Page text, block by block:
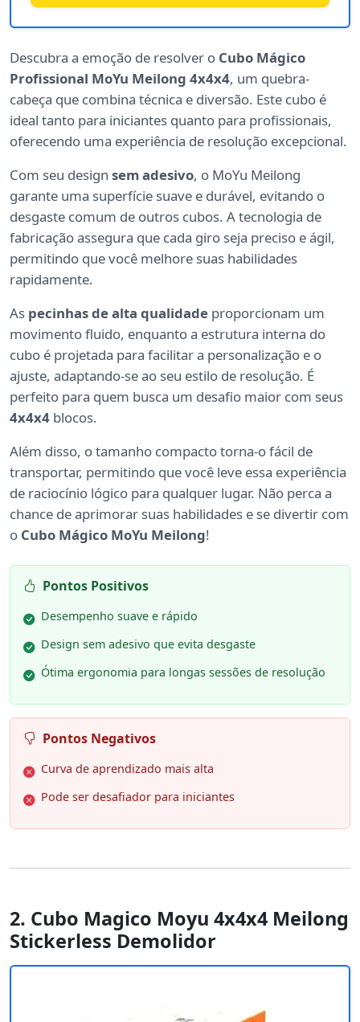
Descubra a emoção de resolver o Cubo Mágico
Profissional MoYu Meilong 4x4x4, um quebra-
cabeça que combina técnica e diversão. Este cubo é
ideal tanto para iniciantes quanto para profissionais,
oferecendo uma experiência de resolução excepcional.
Com seu design sem adesivo, o MoYu Meilong
garante uma superfície suave e durável, evitando o
desgaste comum de outros cubos. A tecnologia de
fabricação assegura que cada giro seja preciso e ágil,
permitindo que você melhore suas habilidades
rapidamente.
As pecinhas de alta qualidade proporcionam um
movimento fluido, enquanto a estrutura interna do
cubo é projetada para facilitar a personalização e o
ajuste, adaptando-se ao seu estilo de resolução. É
perfeito para quem busca um desafio maior com seus
4x4x4 blocos.
Além disso, o tamanho compacto torna-o fácil de
transportar, permitindo que você leve essa experiência
de raciocínio lógico para qualquer lugar. Não perca a
chance de aprimorar suas habilidades e se divertir com
o Cubo Mágico MoYu Meilong!
Pontos Positivos
Desempenho suave e rápido
Design sem adesivo que evita desgaste
Ótima ergonomia para longas sessões de resolução
Pontos Negativos
Curva de aprendizado mais alta
Pode ser desafiador para iniciantes
2. Cubo Magico Moyu 4x4x4 Meilong
Stickerless Demolidor